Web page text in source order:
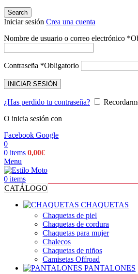
Search
Iniciar sesión Crea una cuenta
Nombre de usuario o correo electrónico *
Contraseña *Obligatorio
INICIAR SESIÓN
¿Has perdido tu contraseña?
O inicia sesión con
Facebook Google
0
0 items 0,00€
Menu
0 items
CATÁLOGO
CHAQUETAS
Chaquetas de piel
Chaquetas de cordura
Chaquetas para mujer
Chalecos
Chaquetas de niños
Camisetas Offroad
PANTALONES